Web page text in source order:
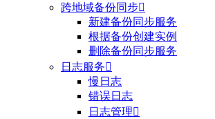
跨地域备份同步
新建备份同步服务
根据备份创建实例
删除备份同步服务
日志服务
慢日志
错误日志
日志管理